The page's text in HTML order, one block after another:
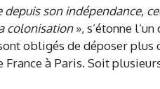
son indépendance,
colonisation», s’étonne
obligés de déposer plus
France à Paris. Soit